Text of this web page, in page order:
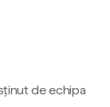
de echipa